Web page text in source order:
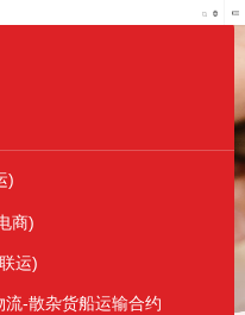
)
商)
运)
流-散杂货船运输合约